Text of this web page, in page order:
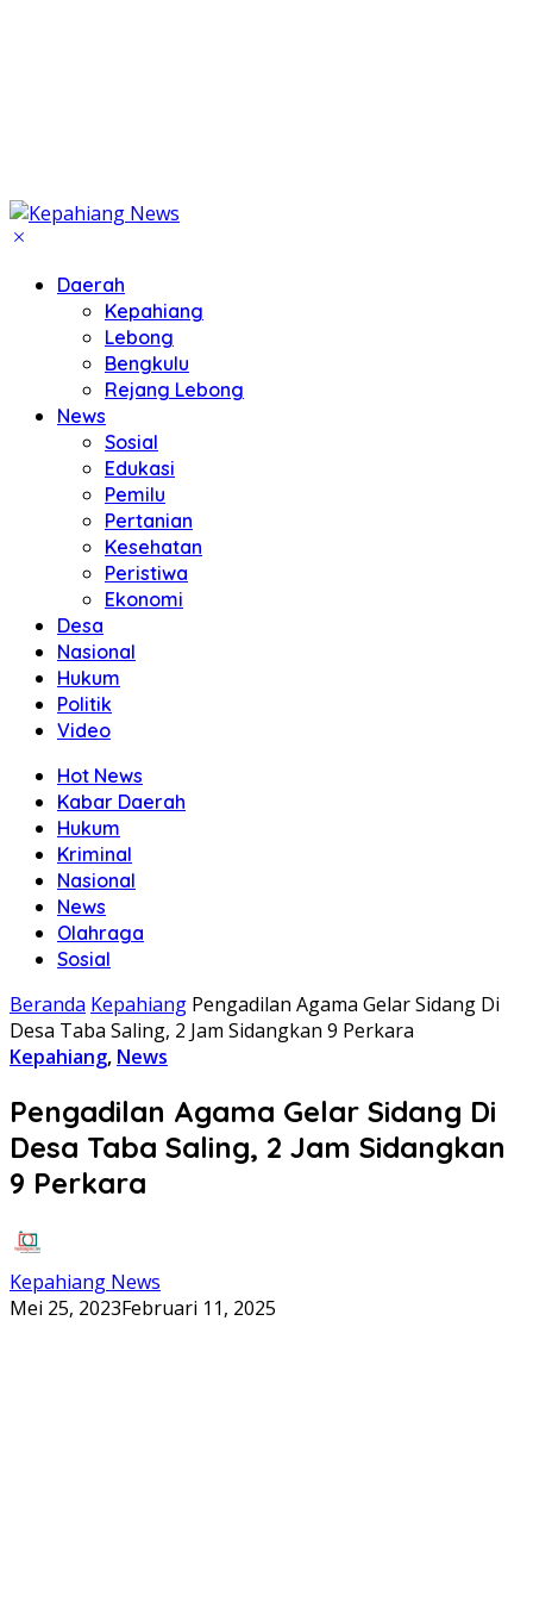
Daerah
Kepahiang
Lebong
Bengkulu
Rejang Lebong
News
Sosial
Edukasi
Pemilu
Pertanian
Kesehatan
Peristiwa
Ekonomi
Desa
Nasional
Hukum
Politik
Video
Hot News
Kabar Daerah
Hukum
Kriminal
Nasional
News
Olahraga
Sosial
Beranda Kepahiang Pengadilan Agama Gelar Sidang Di
Desa Taba Saling, 2 Jam Sidangkan 9 Perkara
Kepahiang, News
Pengadilan Agama Gelar Sidang Di
Desa Taba Saling, 2 Jam Sidangkan
9 Perkara
Kepahiang News
Mei 25, 2023Februari 11, 2025